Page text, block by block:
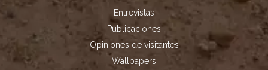
Entrevistas
Publicaciones
Opiniones de visitantes
Wallpapers